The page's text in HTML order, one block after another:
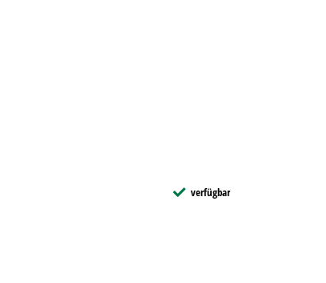
verfügbar